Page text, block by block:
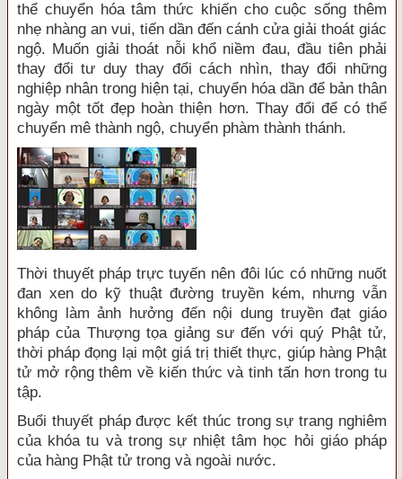
thể chuyển hóa tâm thức khiến cho cuộc sống thêm
nhẹ nhàng an vui, tiến dần đến cánh cửa giải thoát giác
ngộ. Muốn giải thoát nỗi khổ niềm đau, đầu tiên phải
thay đổi tư duy thay đổi cách nhìn, thay đổi những
nghiệp nhân trong hiện tại, chuyển hóa dần để bản thân
ngày một tốt đẹp hoàn thiện hơn. Thay đổi để có thể
chuyển mê thành ngộ, chuyển phàm thành thánh.
Thời thuyết pháp trực tuyến nên đôi lúc có những nuốt
đan xen do kỹ thuật đường truyền kém, nhưng vẫn
không làm ảnh hưởng đến nội dung truyền đạt giáo
pháp của Thượng tọa giảng sư đến với quý Phật tử,
thời pháp đọng lại một giá trị thiết thực, giúp hàng Phật
tử mở rộng thêm về kiến thức và tinh tấn hơn trong tu
tập.
Buổi thuyết pháp được kết thúc trong sự trang nghiêm
của khóa tu và trong sự nhiệt tâm học hỏi giáo pháp
của hàng Phật tử trong và ngoài nước.